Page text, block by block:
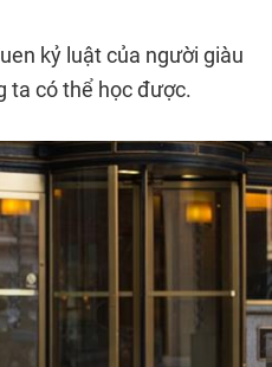
kỷ luật của người giàu
ta có thể học được.